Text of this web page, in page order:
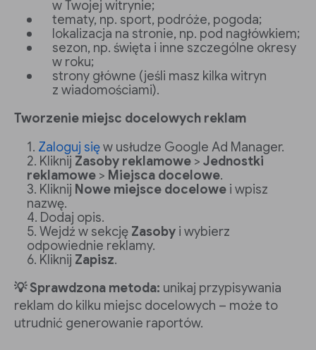
w Twojej witrynie;
tematy, np. sport, podróże, pogoda;
lokalizacja na stronie, np. pod nagłówkiem;
sezon, np. święta i inne szczególne okresy
w roku;
strony główne (jeśli masz kilka witryn
z wiadomościami).
Tworzenie miejsc docelowych reklam
Zaloguj sięw usłudze Google Ad Manager.
Kliknij Zasoby reklamowe > Jednostki
reklamowe > Miejsca docelowe.
Kliknij Nowe miejsce docelowe i wpisz
nazwę.
Dodaj opis.
Wejdź w sekcję Zasoby i wybierz
odpowiednie reklamy.
Kliknij Zapisz.
💡 Sprawdzona metoda: unikaj przypisywania
reklam do kilku miejsc docelowych – może to
utrudnić generowanie raportów.